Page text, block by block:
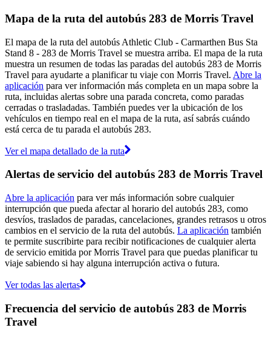
Mapa de la ruta del autobús 283 de Morris Travel
El mapa de la ruta del autobús Athletic Club - Carmarthen Bus Sta
Stand 8 - 283 de Morris Travel se muestra arriba. El mapa de la ruta
muestra un resumen de todas las paradas del autobús 283 de Morris
Travel para ayudarte a planificar tu viaje con Morris Travel. Abre la
aplicación para ver información más completa en un mapa sobre la
ruta, incluidas alertas sobre una parada concreta, como paradas
cerradas o trasladadas. También puedes ver la ubicación de los
vehículos en tiempo real en el mapa de la ruta, así sabrás cuándo
está cerca de tu parada el autobús 283.
Ver el mapa detallado de la ruta
Alertas de servicio del autobús 283 de Morris Travel
Abre la aplicación para ver más información sobre cualquier
interrupción que pueda afectar al horario del autobús 283, como
desvíos, traslados de paradas, cancelaciones, grandes retrasos u otros
cambios en el servicio de la ruta del autobús. La aplicación también
te permite suscribirte para recibir notificaciones de cualquier alerta
de servicio emitida por Morris Travel para que puedas planificar tu
viaje sabiendo si hay alguna interrupción activa o futura.
Ver todas las alertas
Frecuencia del servicio de autobús 283 de Morris
Travel